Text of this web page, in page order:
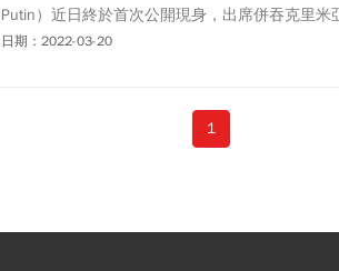
Putin）近日終於首次公開現身，出席併吞克里
讓不少眼尖的網友發現，他身上所穿的羽絨外套
日期：2022-03-20
1